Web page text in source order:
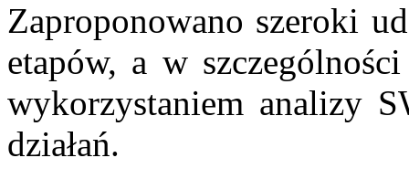
Zaproponowano szeroki
etapów, a w
wykorzystaniem analizy
działań.